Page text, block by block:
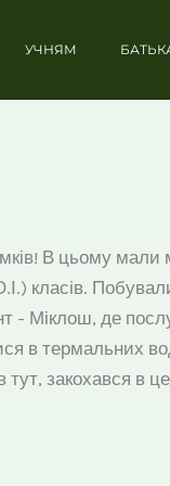
УЧНЯМ
В цьому мали
класів.
Міклош, де
в термальних
тут, закохався